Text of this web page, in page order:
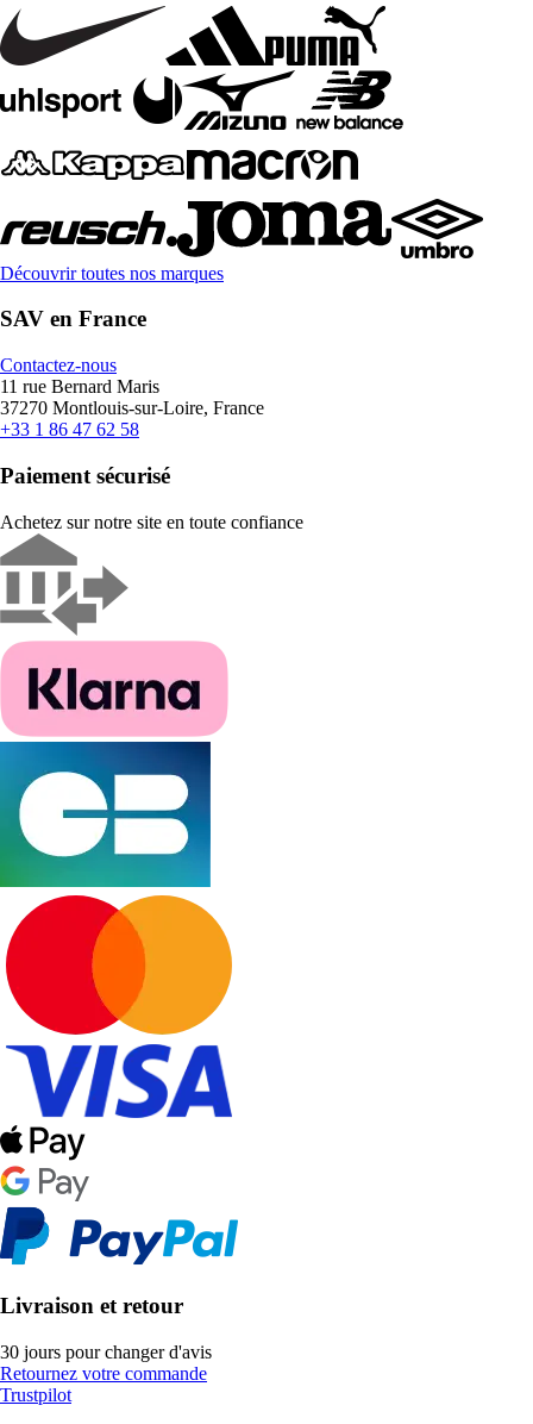
Découvrir toutes nos marques
SAV en France
Contactez-nous
11 rue Bernard Maris
37270 Montlouis-sur-Loire, France
+33 1 86 47 62 58
Paiement sécurisé
Achetez sur notre site en toute confiance
Livraison et retour
30 jours pour changer d'avis
Retournez votre commande
Trustpilot